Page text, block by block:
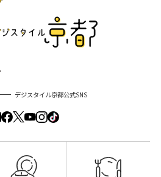
デジスタイル京都公式SNS